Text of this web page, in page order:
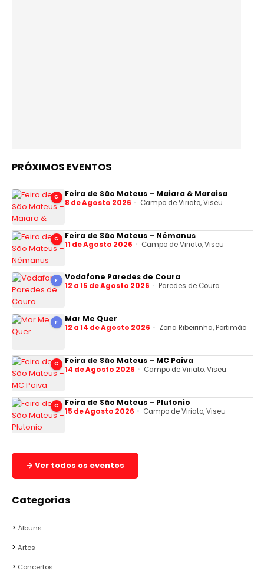
PRÓXIMOS EVENTOS
C Feira de São Mateus – Maiara & Maraisa
8 de Agosto 2026 Campo de Viriato, Viseu
C Feira de São Mateus – Némanus
11 de Agosto 2026 Campo de Viriato, Viseu
F Vodafone Paredes de Coura
12 a 15 de Agosto 2026 Paredes de Coura
F Mar Me Quer
12 a 14 de Agosto 2026 Zona Ribeirinha, Portimão
C Feira de São Mateus – MC Paiva
14 de Agosto 2026 Campo de Viriato, Viseu
C Feira de São Mateus – Plutonio
15 de Agosto 2026 Campo de Viriato, Viseu
→ Ver todos os eventos
Categorias
Álbuns
Artes
Concertos